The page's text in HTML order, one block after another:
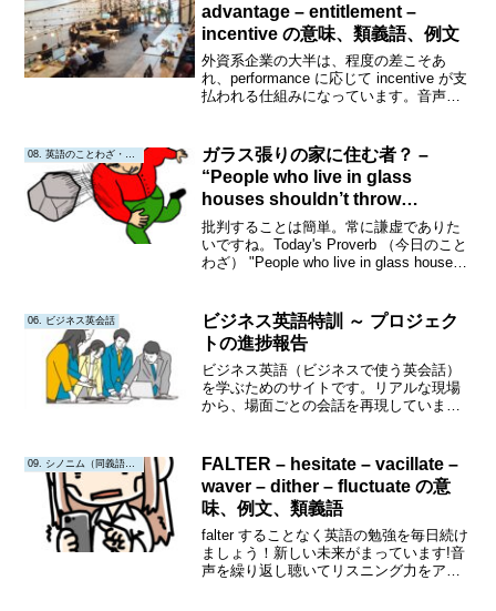
advantage – entitlement –
incentive の意味、類義語、例文
外資系企業の大半は、程度の差こそあ
れ、performance に応じて incentive が支
払われる仕組みになっています。音声を
もアップしましょう!!シャドウイン...
08. 英語のことわざ・教訓
ガラス張りの家に住む者？ –
“People who live in glass
houses shouldn’t throw
stones.”
批判することは簡単。常に謙虚でありた
いですね。Today's Proverb （今日のこと
わざ） "People who live in glass houses
06. ビジネス英会話
ビジネス英語特訓 ～ プロジェク
トの進捗報告
ビジネス英語（ビジネスで使う英会話）
を学ぶためのサイトです。リアルな現場
から、場面ごとの会話を再現していま
語の発音をイメージとともに確認できま
す。繰り返し聴いて、何度も声にだす練
習をすると、とても効果的です。
FALTER – hesitate – vacillate –
waver – dither – fluctuate の意
味、例文、類義語
falter することなく英語の勉強を毎日続け
ましょう！新しい未来がまっています!音
声を繰り返し聴いてリスニング力をアッ